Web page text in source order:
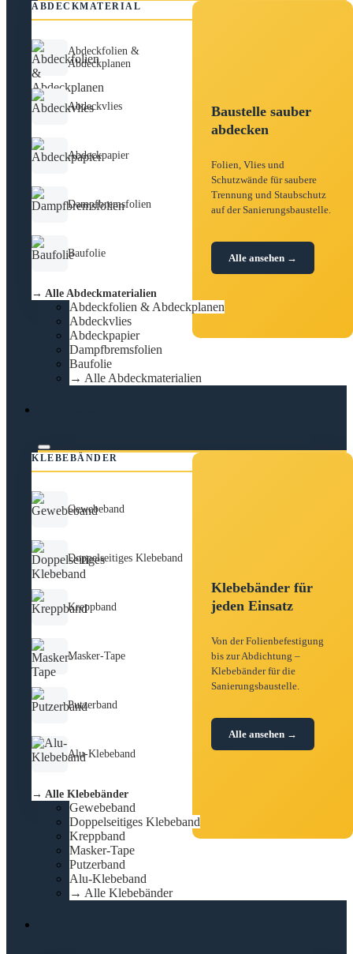
ABDECKMATERIAL
Abdeckfolien &
Abdeckplanen
Abdeckvlies
Abdeckpapier
Dampfbremsfolien
Baufolie
→ Alle Abdeckmaterialien
Baustelle sauber
abdecken
Folien, Vlies und
Schutzwände für saubere
Trennung und Staubschutz
auf der Sanierungsbaustelle.
Alle ansehen →
Abdeckfolien & Abdeckplanen
Abdeckvlies
Abdeckpapier
Dampfbremsfolien
Baufolie
→ Alle Abdeckmaterialien
KLEBEBÄNDER
Gewebeband
Doppelseitiges Klebeband
Kreppband
Masker-Tape
Putzerband
Alu-Klebeband
→ Alle Klebebänder
Klebebänder für
jeden Einsatz
Von der Folienbefestigung
bis zur Abdichtung –
Klebebänder für die
Sanierungsbaustelle.
Alle ansehen →
Gewebeband
Doppelseitiges Klebeband
Kreppband
Masker-Tape
Putzerband
Alu-Klebeband
→ Alle Klebebänder